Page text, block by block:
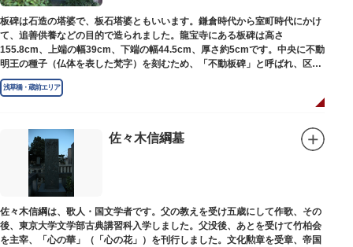
板碑は石造の塔婆で、板石塔婆ともいいます。鎌倉時代から室町時代にかけ
て、追善供養などの目的で造られました。龍宝寺にある板碑は高さ
155.8cm、上端の幅39cm、下端の幅44.5cm、厚さ約5cmです。中央に不動
明王の種子（仏体を表した梵字）を刻むため、「不動板碑」と呼ばれ、区内
現存の板碑を代表するもののひとつです。
浅草橋・蔵前エリア
佐々木信綱墓
佐々木信綱は、歌人・国文学者です。父の教えを受け五歳にして作歌、その
後、東京大学文学部古典講習科入学しました。父没後、あとを受けて竹柏会
を主宰、「心の華」（「心の花」）を刊行しました。文化勲章を受章、帝国